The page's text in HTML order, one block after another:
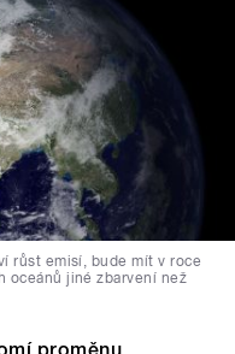
růst emisí, bude mít v roce
oceánů jiné zbarvení než